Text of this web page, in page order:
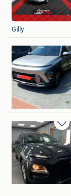
in
Mijn
andre
Gilly
in
Mijn
Sandra Cattoor
Oostende
in
Mijn
Nena van duysen
Hamme